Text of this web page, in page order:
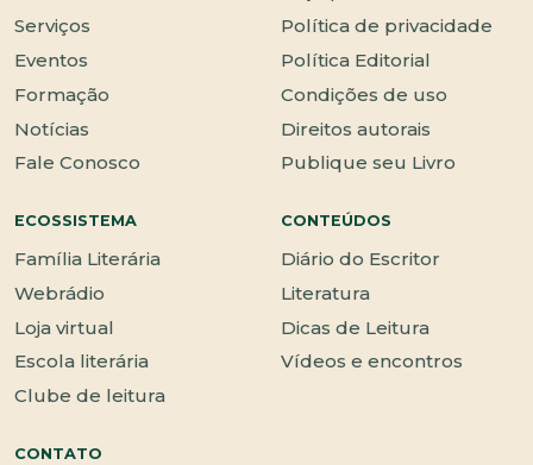
Serviços
Eventos
Formação
Notícias
Fale Conosco
Política de privacidade
Política Editorial
Condições de uso
Direitos autorais
Publique seu Livro
ECOSSISTEMA
Família Literária
Webrádio
Loja virtual
Escola literária
Clube de leitura
CONTEÚDOS
Diário do Escritor
Literatura
Dicas de Leitura
Vídeos e encontros
CONTATO